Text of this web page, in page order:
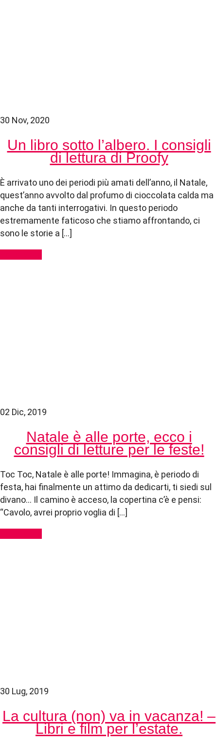
30 Nov, 2020
Un libro sotto l’albero. I consigli
di lettura di Proofy
È arrivato uno dei periodi più amati dell’anno, il Natale,
quest’anno avvolto dal profumo di cioccolata calda ma
anche da tanti interrogativi. In questo periodo
estremamente faticoso che stiamo affrontando, ci
sono le storie a […]
02 Dic, 2019
Natale è alle porte, ecco i
consigli di letture per le feste!
Toc Toc, Natale è alle porte! Immagina, è periodo di
festa, hai finalmente un attimo da dedicarti, ti siedi sul
divano… Il camino è acceso, la copertina c’è e pensi:
“Cavolo, avrei proprio voglia di […]
30 Lug, 2019
La cultura (non) va in vacanza! –
Libri e film per l’estate.